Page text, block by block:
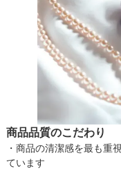
素材
インナー
商品品質のこだわり
・商品の清潔感を最も重
ています